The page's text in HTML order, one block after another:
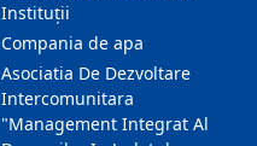
Instituții
Compania de apa
Asociatia De Dezvoltare
Intercomunitara
"Management Integrat Al